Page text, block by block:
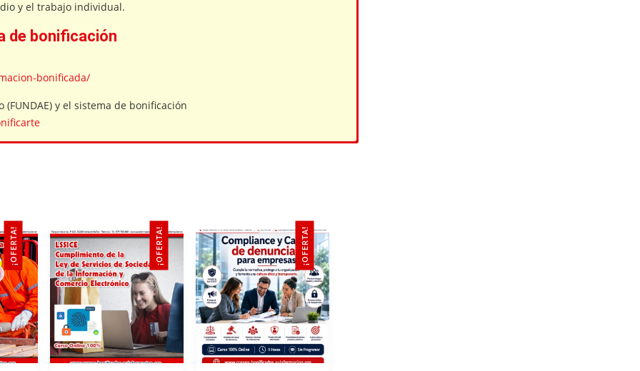
y el trabajo individual.
de bonificación
bonificada/
y el sistema de bonificación
políticas de desconexión.
3/2018 de Protección de Datos Personales y garantía de los derechos
la empresa?
y trabajo híbrido?
¡OFERTA! ¡OFERTA! ¡OFERTA!